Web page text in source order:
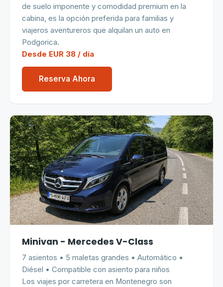
de suelo imponente y comodidad premium en la
cabina, es la opción preferida para familias y
viajeros aventureros que alquilan un auto en
Podgorica.
Desde EUR 38 / día
Reserva Ahora
Minivan - Mercedes V-Class
7 asientos • 5 maletas grandes • Automático •
Diésel • Compatible con asiento para niños
Los viajes por carretera en Montenegro son